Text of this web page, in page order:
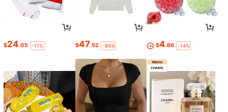
$24.05 -11% $47.52 -84% $4.66 -14%